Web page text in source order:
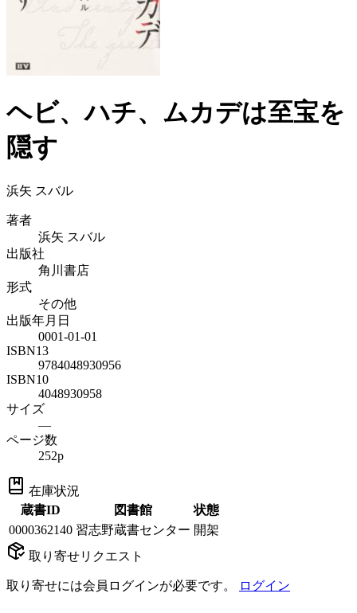
ヘビ、ハチ、ムカデは至宝を
隠す
浜矢 スバル
著者
浜矢 スバル
出版社
角川書店
形式
その他
出版年月日
0001-01-01
ISBN13
9784048930956
ISBN10
4048930958
サイズ
—
ページ数
252p
在庫状況
蔵書ID
図書館
状態
0000362140 習志野蔵書センター 開架
取り寄せリクエスト
取り寄せには会員ログインが必要です。 ログイン